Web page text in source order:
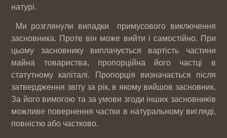
натурі.
Ми розглянули випадки примусового виключення
засновника. Проте він може вийти і самостійно. При
цьому засновнику виплачується вартість частини
майна товариства, пропорційна його частці в
статутному капіталі. Пропорція визначається після
затвердження звіту за рік, в якому вийшов засновник.
За його вимогою та за умови згоди інших засновників
можливе повернення частки в натуральному вигляді,
повністю або частково.